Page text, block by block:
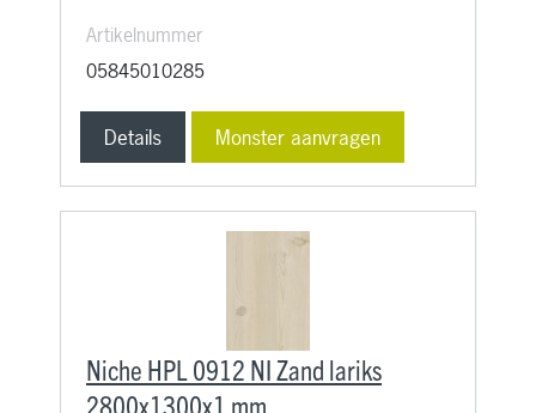
Artikelnummer
05845010285
Details Monster aanvragen
Niche HPL 0912 NI Zand lariks
2800x1300x1 mm